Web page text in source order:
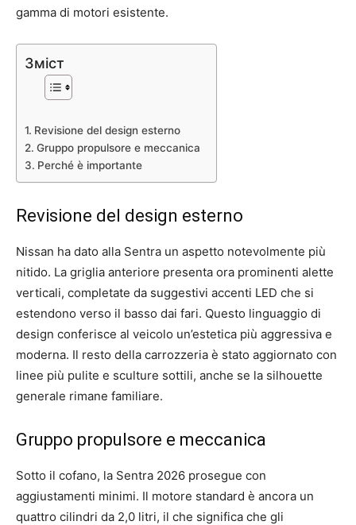
gamma di motori esistente.
Зміст
Revisione del design esterno
Gruppo propulsore e meccanica
Perché è importante
Revisione del design esterno
Nissan ha dato alla Sentra un aspetto notevolmente più
nitido. La griglia anteriore presenta ora prominenti alette
verticali, completate da suggestivi accenti LED che si
estendono verso il basso dai fari. Questo linguaggio di
design conferisce al veicolo un’estetica più aggressiva e
moderna. Il resto della carrozzeria è stato aggiornato con
linee più pulite e sculture sottili, anche se la silhouette
generale rimane familiare.
Gruppo propulsore e meccanica
Sotto il cofano, la Sentra 2026 prosegue con
aggiustamenti minimi. Il motore standard è ancora un
quattro cilindri da 2,0 litri, il che significa che gli